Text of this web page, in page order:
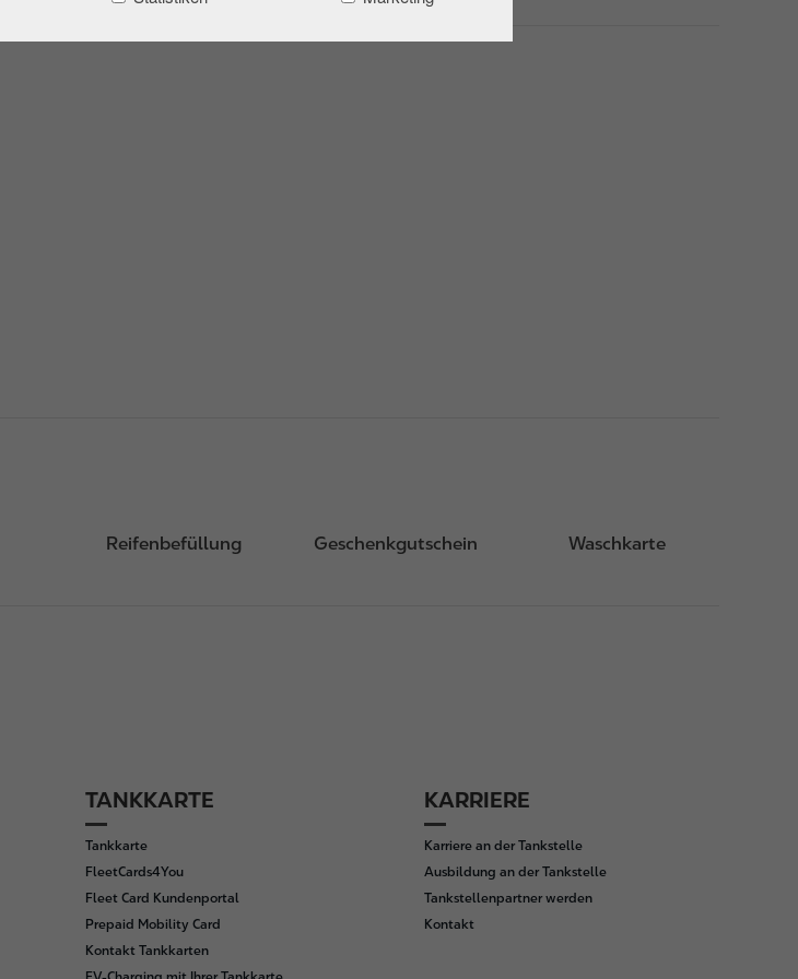
Reifenbefüllung Geschenkgutschein Waschkarte
TANKKARTE
Tankkarte
FleetCards4You
Fleet Card Kundenportal
Prepaid Mobility Card
Kontakt Tankkarten
KARRIERE
Karriere an der Tankstelle
Ausbildung an der Tankstelle
Tankstellenpartner werden
Kontakt